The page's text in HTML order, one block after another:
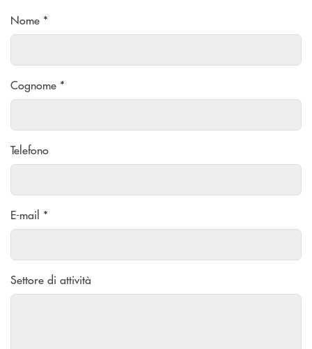
Nome *
Cognome *
Telefono
E-mail *
Settore di attività